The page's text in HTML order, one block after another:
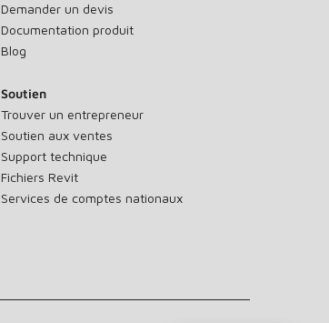
Demander un devis
Documentation produit
Blog
Soutien
Trouver un entrepreneur
Soutien aux ventes
Support technique
Fichiers Revit
Services de comptes nationaux